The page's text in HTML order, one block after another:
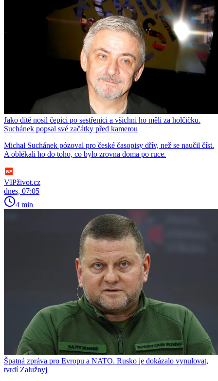
Jako dítě nosil čepici po sestřenici a všichni ho měli za holčičku.
Suchánek popsal své začátky před kamerou
Michal Suchánek pózoval pro české časopisy dřív, než se naučil číst.
A oblékali ho do toho, co bylo zrovna doma po ruce.
VIPživot.cz
dnes, 07:05
4 min
Špatná zpráva pro Evropu a NATO. Rusko je dokázalo vynulovat,
tvrdí Zalužnyj